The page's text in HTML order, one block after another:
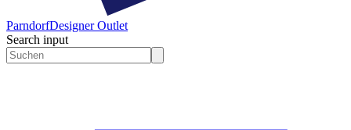
ParndorfDesigner Outlet
Search input